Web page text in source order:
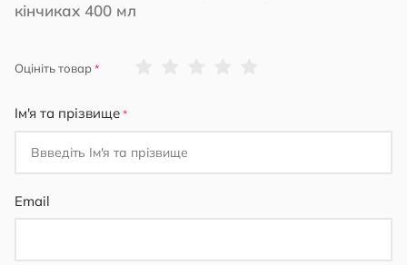
кінчиках 400 мл
Оцініть товар
Ім'я та прізвище
Email